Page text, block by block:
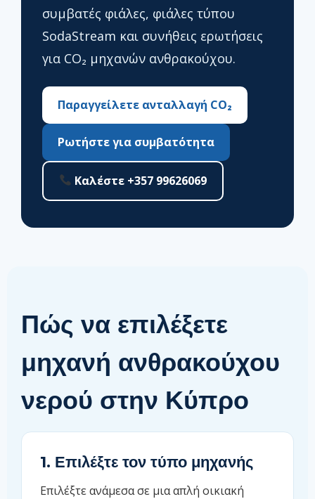
συμβατές φιάλες, φιάλες τύπου
SodaStream και συνήθεις ερωτήσεις
για CO₂ μηχανών ανθρακούχου.
Παραγγείλετε ανταλλαγή CO₂
Ρωτήστε για συμβατότητα
Καλέστε +357 99626069
Πώς να επιλέξετε
μηχανή ανθρακούχου
νερού στην Κύπρο
1. Επιλέξτε τον τύπο μηχανής
Επιλέξτε ανάμεσα σε μια απλή οικιακή